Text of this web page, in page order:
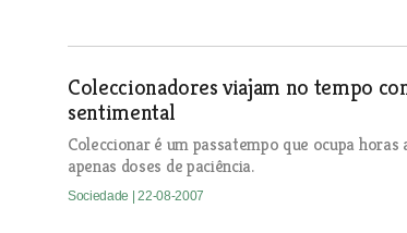
Coleccionadores viajam no tempo
sentimental
Coleccionar é um passatempo que ocupa
apenas doses de paciência.
Sociedade | 22-08-2007